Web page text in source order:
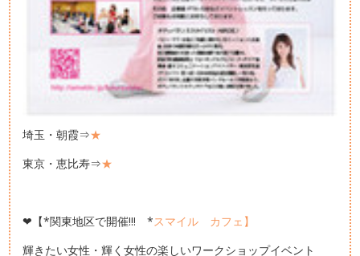
埼玉・朝霞⇒★
東京・恵比寿⇒★
❤【*関東地区で開催!!! *スマイル カフェ】
輝きたい女性・輝く女性の楽しいワークショップイベント